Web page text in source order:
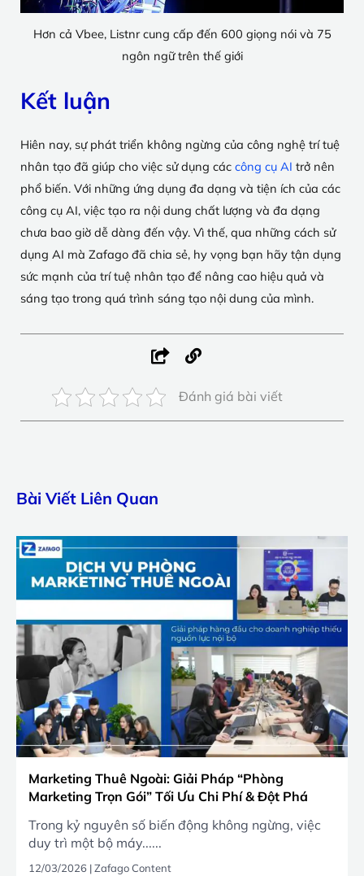
Hơn cả Vbee, Listnr cung cấp đến 600 giọng nói và 75
ngôn ngữ trên thế giới
Kết luận
Hiên nay, sự phát triển không ngừng của công nghệ trí tuệ
nhân tạo đã giúp cho việc sử dụng các công cụ AI trở nên
phổ biến. Với những ứng dụng đa dạng và tiện ích của các
công cụ AI, việc tạo ra nội dung chất lượng và đa dạng
chưa bao giờ dễ dàng đến vậy. Vì thế, qua những cách sử
dụng AI mà Zafago đã chia sẻ, hy vọng bạn hãy tận dụng
sức mạnh của trí tuệ nhân tạo để nâng cao hiệu quả và
sáng tạo trong quá trình sáng tạo nội dung của mình.
Đánh giá bài viết
Bài Viết Liên Quan
Marketing Thuê Ngoài: Giải Pháp “Phòng
Marketing Trọn Gói” Tối Ưu Chi Phí & Đột Phá
Trong kỷ nguyên số biến động không ngừng, việc
duy trì một bộ máy......
12/03/2026 |Zafago Content